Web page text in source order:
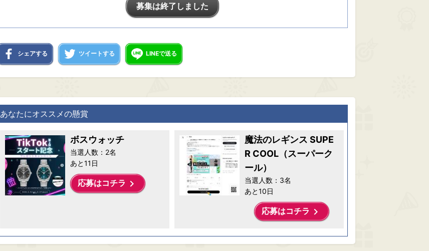
募集は終了しました
シェアする ツイートする LINEで送る
あなたにオススメの懸賞
ボスウォッチ
当選人数：2名
あと11日
応募はコチラ keyboard_arrow_right
魔法のレギンス SUPE
R COOL（スーパーク
ール）
当選人数：3名
あと10日
応募はコチラ keyboard_arrow_right